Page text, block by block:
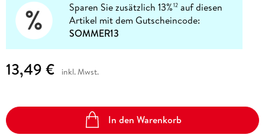
Sparen Sie zusätzlich 13%12 auf diesen
Artikel mit dem Gutscheincode:
SOMMER13
13,49 € inkl. Mwst.
In den Warenkorb